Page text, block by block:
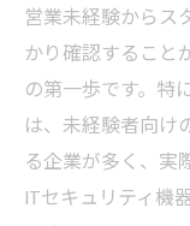
営業未経験からス
かり確認すること
の第一歩です。特
は、未経験者向け
る企業が多く、実
ITセキュリティ機